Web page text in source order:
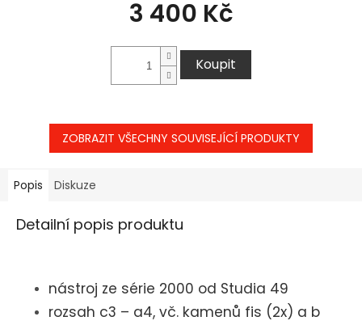
3 400 Kč
Koupit
ZOBRAZIT VŠECHNY SOUVISEJÍCÍ PRODUKTY
Popis Diskuze
Detailní popis produktu
nástroj ze série 2000 od Studia 49
rozsah c3 – a4, vč. kamenů fis (2x) a b